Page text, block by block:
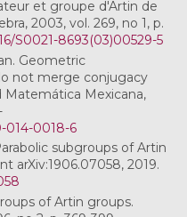
et groupe d'Artin de
2003, vol. 269, no 1, p.
S0021-8693(03)00529-5
Geometric
not merge conjugacy
Matemática Mexicana,
014-0018-6
subgroups of Artin
arXiv:1906.07058, 2019.
of Artin groups.